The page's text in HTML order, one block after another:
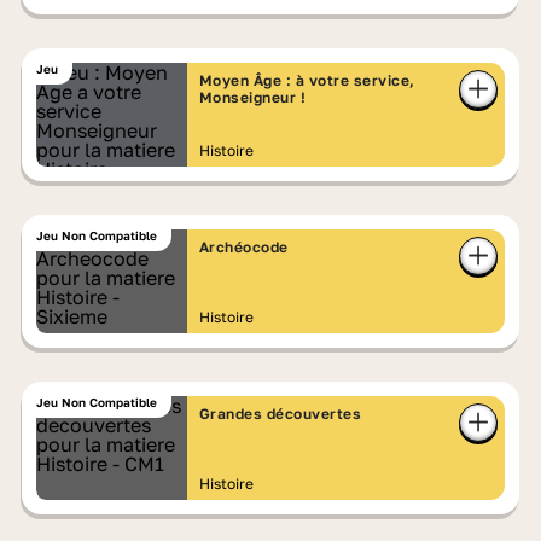
Jeu Non Compatible
Archéocode
Histoire
Jeu Non Compatible
Grandes découvertes
Histoire
Jeu
Moyen Âge : à votre service,
Monseigneur !
Histoire